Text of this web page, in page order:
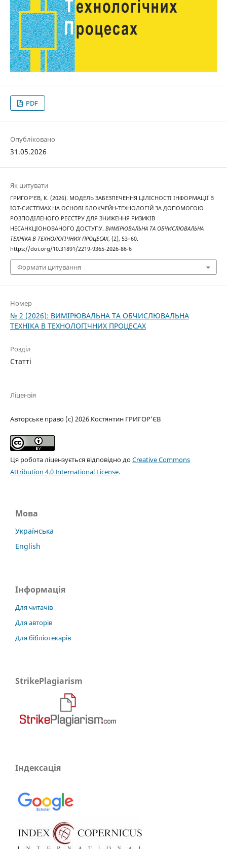
PDF
Опубліковано
31.05.2026
Як цитувати
ГРИГОР’ЄВ, К. (2026). МОДЕЛЬ ЗАБЕЗПЕЧЕННЯ ЦІЛІСНОСТІ ІНФОРМАЦІЇ В
IOT-СИСТЕМАХ НА ОСНОВІ БЛОКЧЕЙН-ТЕХНОЛОГІЙ ЗА ДОПОМОГОЮ
РОЗПОДІЛЕНОГО РЕЄСТРУ ДЛЯ ЗНИЖЕННЯ РИЗИКІВ
НЕСАНКЦІОНОВАНОГО ДОСТУПУ. ВИМІРЮВАЛЬНА ТА ОБЧИСЛЮВАЛЬНА
ТЕХНІКА В ТЕХНОЛОГІЧНИХ ПРОЦЕСАХ, (2), 53–60.
https://doi.org/10.31891/2219-9365-2026-86-6
Формати цитування
Номер
№ 2 (2026): ВИМІРЮВАЛЬНА ТА ОБЧИСЛЮВАЛЬНА
ТЕХНІКА В ТЕХНОЛОГІЧНИХ ПРОЦЕСАХ
Розділ
Статті
Ліцензія
Авторське право (c) 2026 Костянтин ГРИГОР’ЄВ
Ця робота ліцензується відповідно доCreative Commons
Attribution 4.0 International License.
Мова
Українська
English
Інформація
Для читачів
Для авторів
Для бібліотекарів
StrikePlagiarism
Індексація